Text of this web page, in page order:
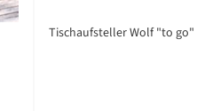
Tischaufsteller Wolf "to go"